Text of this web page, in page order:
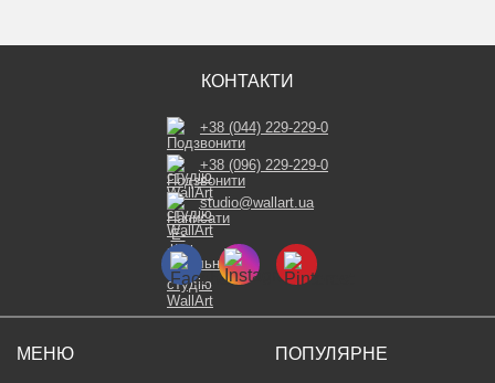
МЕНЮ ПОПУЛЯРНЕ
КОНТАКТИ
+38 (044) 229-229-0
+38 (096) 229-229-0
studio@wallart.ua